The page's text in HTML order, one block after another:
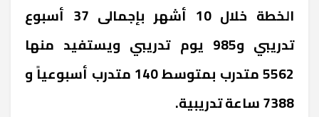
الخطة خلال 10 أشهر بإجمالى 37 أسبوع
تدريبي و985 يوم تدريبي ويستفيد منها
5562 متدرب بمتوسط 140 متدرب أسبوعياً و
7388 ساعة تدريبية.